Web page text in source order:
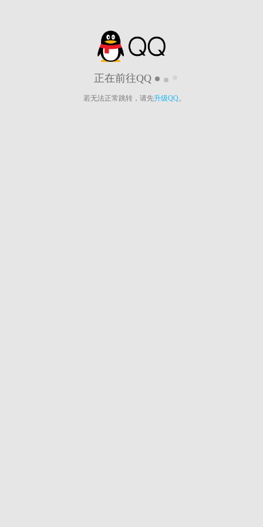
正在前往QQ
若无法正常跳转，请先升级QQ。